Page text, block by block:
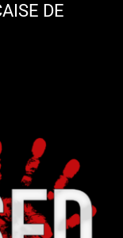
DE